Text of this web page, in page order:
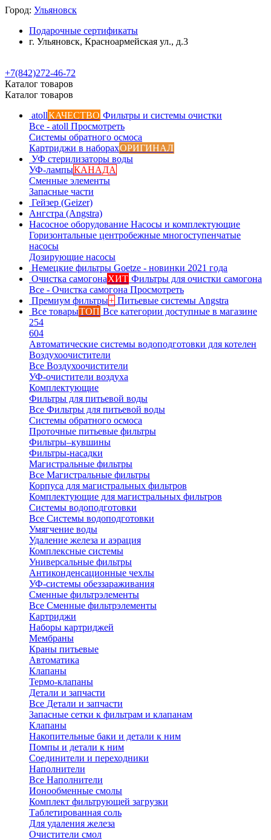
Город: Ульяновск
Подарочные сертификаты
г. Ульяновск, Красноармейская ул., д.3
+7(842)272-46-72
Каталог товаров
Каталог товаров
atollКАЧЕСТВО Фильтры и системы очистки
Все - atoll Просмотреть
Системы обратного осмоса
Картриджи в наборахОРИГИНАЛ
УФ стерилизаторы воды
УФ-лампыКАНАДА
Сменные элементы
Запасные части
Гейзер (Geizer)
Ангстра (Angstra)
Насосное оборудование Насосы и комплектующие
Горизонтальные центробежные многоступенчатые
насосы
Дозирующие насосы
Немецкие фильтры Goetze - новинки 2021 года
Очистка самогонаХИТ Фильтры для очистки самогона
Все - Очистка самогона Просмотреть
Премиум фильтры+ Питьевые системы Angstra
Все товарыТОП Все категории доступные в магазине
254
604
Автоматические системы водоподготовки для котелен
Воздухоочистители
Все Воздухоочистители
УФ-очистители воздуха
Комплектующие
Фильтры для питьевой воды
Все Фильтры для питьевой воды
Системы обратного осмоса
Проточные питьевые фильтры
Фильтры–кувшины
Фильтры-насадки
Магистральные фильтры
Все Магистральные фильтры
Корпуса для магистральных фильтров
Комплектующие для магистральных фильтров
Системы водоподготовки
Все Системы водоподготовки
Умягчение воды
Удаление железа и аэрация
Комплексные системы
Универсальные фильтры
Антиконденсационные чехлы
УФ-системы обеззараживания
Сменные фильтрэлементы
Все Сменные фильтрэлементы
Картриджи
Наборы картриджей
Мембраны
Краны питьевые
Автоматика
Клапаны
Термо-клапаны
Детали и запчасти
Все Детали и запчасти
Запасные сетки к фильтрам и клапанам
Клапаны
Накопительные баки и детали к ним
Помпы и детали к ним
Соединители и переходники
Наполнители
Все Наполнители
Ионообменные смолы
Комплект фильтрующей загрузки
Таблетированная соль
Для удаления железа
Очистители смол